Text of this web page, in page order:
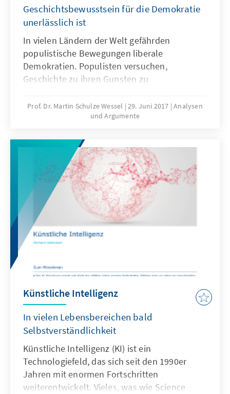
Geschichtsbewusstsein für die Demokratie
unerlässlich ist
In vielen Ländern der Welt gefährden
populistische Bewegungen liberale
Demokratien. Populisten versuchen,
Geschichte zu ihren Gunsten zu
Geschichtsbilder werden als Waffe gegen die
Demokratie verwendet. Ein kritisches
Populismus zur Wehr zu setzen.
Prof. Dr. Martin Schulze Wessel 29. Juni 2017 Analysen
und Argumente
Künstliche Intelligenz
In vielen Lebensbereichen bald
Selbstverständlichkeit
Künstliche Intelligenz (KI) ist ein
Technologiefeld, das sich seit den 1990er
Jahren mit enormen Fortschritten
weiterentwickelt. Vieles, was wie Science